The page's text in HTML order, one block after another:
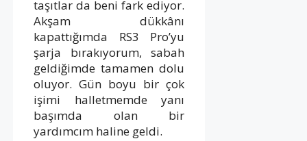
taşıtlar da beni fark ediyor.
Akşam dükkânı
kapattığımda RS3 Pro’yu
şarja bırakıyorum, sabah
geldiğimde tamamen dolu
oluyor. Gün boyu bir çok
işimi halletmemde yanı
başımda olan bir
yardımcım haline geldi.